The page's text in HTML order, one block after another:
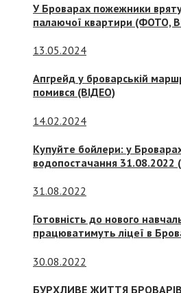
У Броварах пожежники
палаючої квартири (ФОТО,
13.05.2024
Апгрейд у броварській
помився (ВІДЕО)
14.02.2024
Купуйте бойлери: у
водопостачання 31.08.2022
31.08.2022
Готовність до нового
працюватимуть ліцеї в
30.08.2022
БУРХЛИВЕ ЖИТТЯ